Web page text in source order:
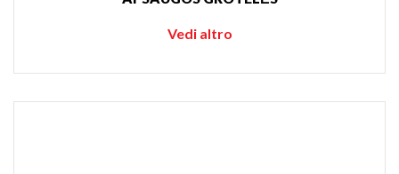
Vedi altro